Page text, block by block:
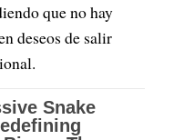
que no hay
deseos de salir